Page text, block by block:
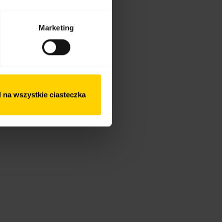
Marketing
na wszystkie ciasteczka